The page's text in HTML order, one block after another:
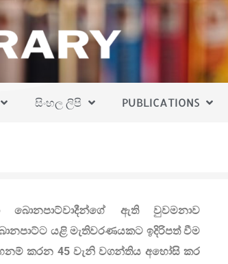
සිංහල ලිපි PUBLICATIONS
බොනපාට්වාදීන්ගේ ඇති වුවමනාව
යළි මැතිවරණයකට ඉදිරිපත් වීම
කරන 45 වැනි වගන්තිය අහෝසි කර